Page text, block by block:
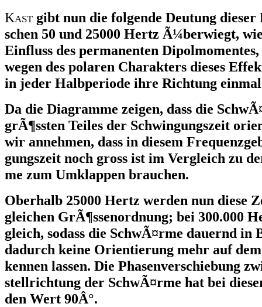
Kastgibt nun die folgende Deutung
schen 50 und 25000 Hertz Ã¼berwiegt,
Einfluss des permanenten
wegen des polaren Charakters dieses
in jeder Halbperiode ihre Richtung
Da die Diagramme zeigen, dass die
grÃ¶ssten Teiles der Schwingungszeit
wir annehmen, dass in diesem
gungszeit noch gross ist im Vergleich zu
me zum Umklappen brauchen.
Oberhalb 25000 Hertz werden nun diese
gleichen GrÃ¶ssenordnung; bei 300.000
gleich, sodass die SchwÃ¤rme dauernd in
dadurch keine Orientierung mehr auf
kennen lassen. Die Phasenverschiebung
stellrichtung der SchwÃ¤rme hat bei
den Wert 90Â°.